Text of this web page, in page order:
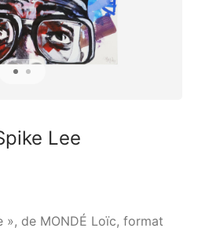
Lee
», de MONDÉ Loïc, format